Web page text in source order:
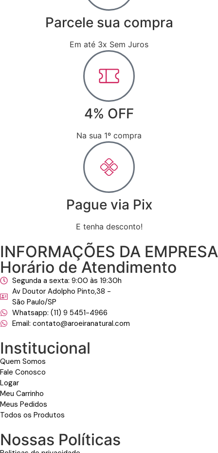
Parcele sua compra
Em até 3x Sem Juros
4% OFF
Na sua 1º compra
Pague via Pix
E tenha desconto!
INFORMAÇÕES DA EMPRESA
Horário de Atendimento
Segunda a sexta: 9:00 às 19:30h
Av Doutor Adolpho Pinto,38 -
São Paulo/SP
Whatsapp: (11) 9 5451-4966
Email: contato@aroeiranatural.com
Institucional
Quem Somos
Fale Conosco
Logar
Meu Carrinho
Meus Pedidos
Todos os Produtos
Nossas Políticas